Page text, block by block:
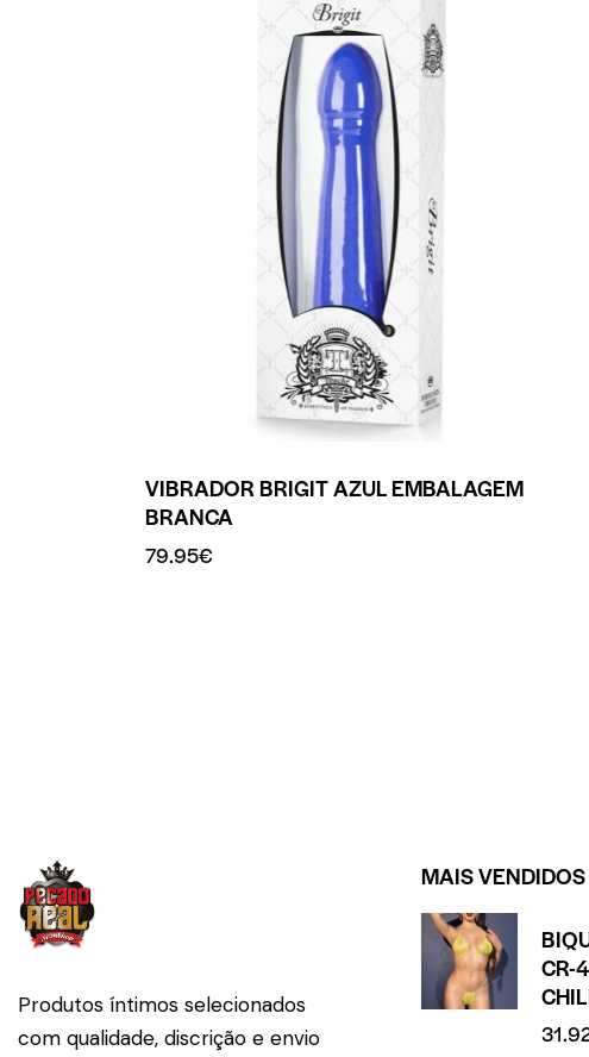
VIBRADOR BRIGIT AZUL EMBALAGEM
BRANCA
79.95€
Produtos íntimos selecionados
com qualidade, discrição e envio
MAIS VENDIDOS
CR-